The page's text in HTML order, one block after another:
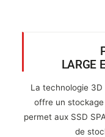
LARGE
La technologie 3D
offre un
permet aux SSD
de